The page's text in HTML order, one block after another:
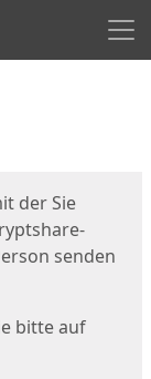
der Sie
senden
bitte auf